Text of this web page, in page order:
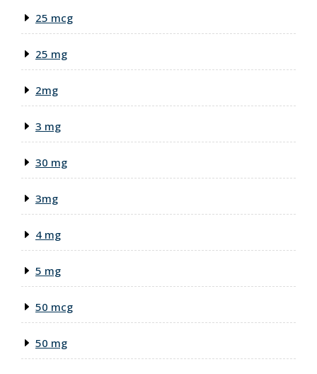
25 mcg
25 mg
2mg
3 mg
30 mg
3mg
4 mg
5 mg
50 mcg
50 mg